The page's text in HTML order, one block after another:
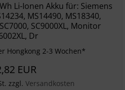
Li-Ionen Akku für: Siemens
MS14490, MS18340,
SC9000XL, Monitor
Dr
Hongkong 2-3 Wochen*
EUR
zzgl. Versandkosten